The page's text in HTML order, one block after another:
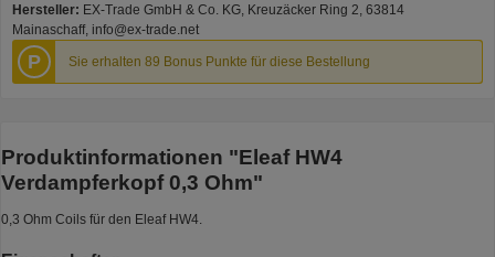
Hersteller: EX-Trade GmbH & Co. KG, Kreuzäcker Ring 2, 63814
Mainaschaff, info@ex-trade.net
P Sie erhalten 89 Bonus Punkte für diese Bestellung
Produktinformationen "Eleaf HW4
Verdampferkopf 0,3 Ohm"
0,3 Ohm Coils für den Eleaf HW4.